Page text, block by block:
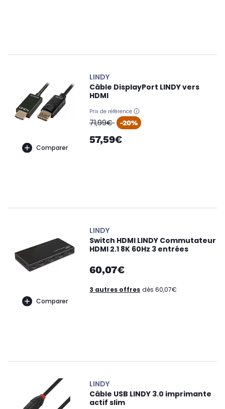
Comparer
LINDY
Câble DisplayPort LINDY vers
HDMI
Prix de référence
oldPrice
71,99€ -20%
57,59€
Comparer
LINDY
Switch HDMI LINDY Commutateur
HDMI 2.1 8K 60Hz 3 entrées
60,07€
3 autres offres dès 60,07€
LINDY
Câble USB LINDY 3.0 imprimante
actif slim